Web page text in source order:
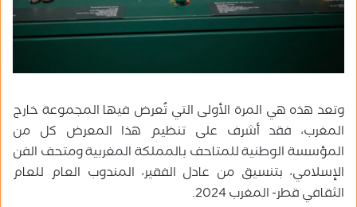
وتعد هذه هي المرة الأولى التي تُعرض فيها المجموعة خارج
المغرب، فقد أشرف على تنظيم هذا المعرض كل من
المؤسسة الوطنية للمتاحف بالمملكة المغربية ومتحف الفن
الإسلامي، بتنسيق من عادل الفقير، المندوب العام للعام
الثقافي قطر- المغرب 2024.